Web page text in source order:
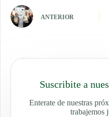
ANTERIOR
Suscribite a
Enterate de nuestras
trabajemos